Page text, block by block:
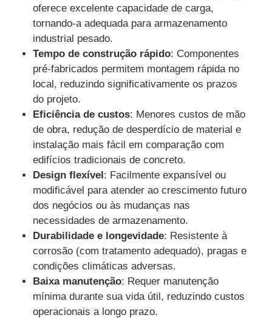
Quem Somos
Fábrica
Controle de Qualidade
Fale Conosco
Pedir um orçamento
Casa pré-fabricada de aço leve
Edifício com estrutura de aço
oficina de estrutura metálica
oferece excelente capacidade de carga,
tornando-a adequada para armazenamento
industrial pesado.
Tempo de construção rápido: Componentes
pré-fabricados permitem montagem rápida no
local, reduzindo significativamente os prazos
do projeto.
Eficiência de custos: Menores custos de mão
de obra, redução de desperdício de material e
instalação mais fácil em comparação com
edifícios tradicionais de concreto.
Design flexível: Facilmente expansível ou
modificável para atender ao crescimento futuro
dos negócios ou às mudanças nas
necessidades de armazenamento.
Durabilidade e longevidade: Resistente à
corrosão (com tratamento adequado), pragas e
condições climáticas adversas.
Baixa manutenção: Requer manutenção
mínima durante sua vida útil, reduzindo custos
operacionais a longo prazo.